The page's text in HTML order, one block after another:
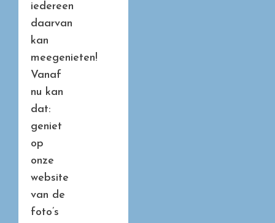
iedereen
daarvan
kan
meegenieten!
Vanaf
nu kan
dat:
geniet
op
onze
website
van de
foto’s